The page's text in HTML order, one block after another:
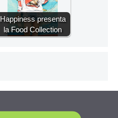
Happiness presenta
la Food Collection